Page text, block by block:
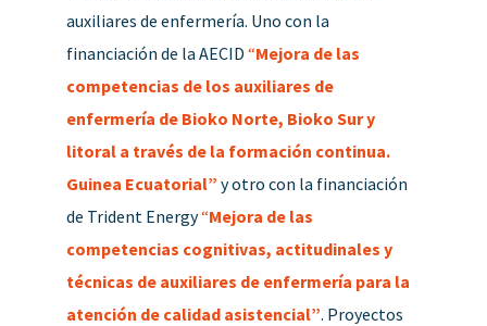
auxiliares de enfermería. Uno con la
financiación de la AECID “Mejora de las
competencias de los auxiliares de
enfermería de Bioko Norte, Bioko Sur y
litoral a través de la formación continua.
Guinea Ecuatorial” y otro con la financiación
de Trident Energy“Mejora de las
competencias cognitivas, actitudinales y
técnicas de auxiliares de enfermería para la
atención de calidad asistencial”. Proyectos